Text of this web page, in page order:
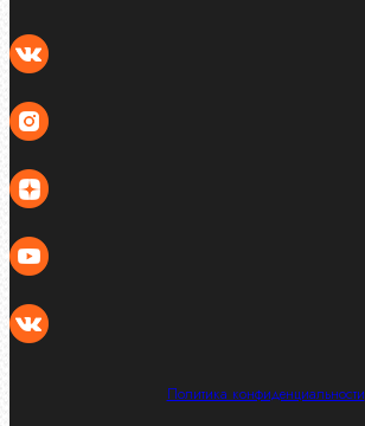
Политика конфиденциальности